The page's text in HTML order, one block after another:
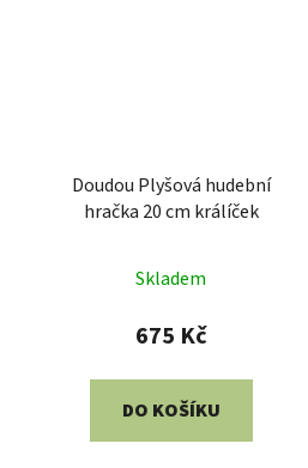
Doudou Plyšová hudební
hračka 20 cm králíček
Skladem
675 Kč
DO KOŠÍKU